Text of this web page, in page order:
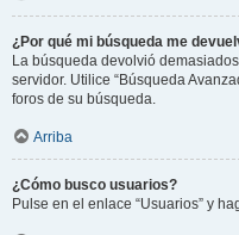
¿Por qué mi búsqueda me
La búsqueda devolvió
servidor. Utilice “Búsqueda
foros de su búsqueda.
Arriba
¿Cómo busco usuarios?
Pulse en el enlace “Usuarios” y